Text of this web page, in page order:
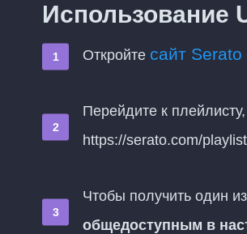
Использование
Откройте сайт
Перейдите к
https://serato.com/
Чтобы получить один
общедоступным в